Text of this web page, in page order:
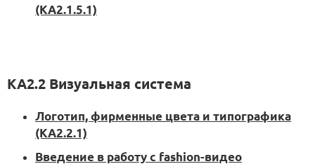
(KA2.1.5.1)
KA2.2 Визуальная система
Логотип, фирменные цвета и типографика
(KA2.2.1)
Введение в работу с fashion-видео